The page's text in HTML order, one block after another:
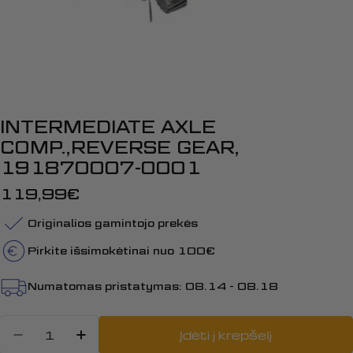
INTERMEDIATE AXLE
COMP.,REVERSE GEAR,
191870007-0001
Įprasta
kaina
119,99€
Originalios gamintojo prekės
Pirkite išsimokėtinai nuo 100€
Numatomas pristatymas: 08.14 - 08.18
Sumažinti kiekį: INTERMEDIATE
Padidinti INTERMEDIATE
Įdėti į krepšelį